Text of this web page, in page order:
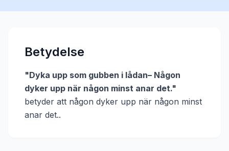
Betydelse
"Dyka upp som gubben i lådan– Någon
dyker upp när någon minst anar det."
betyder att någon dyker upp när någon minst
anar det..